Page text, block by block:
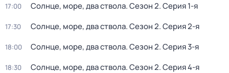
17:00 Солнце, море, два ствола. Сезон 2. Серия 1-я
17:30 Солнце, море, два ствола. Сезон 2. Серия 2-я
18:00 Солнце, море, два ствола. Сезон 2. Серия 3-я
18:30 Солнце, море, два ствола. Сезон 2. Серия 4-я